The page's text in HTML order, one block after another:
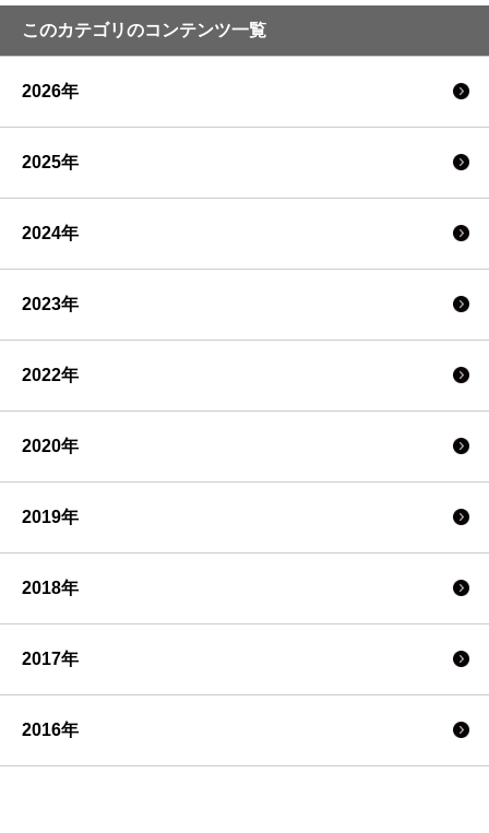
このカテゴリのコンテンツ一覧
2026年
2025年
2024年
2023年
2022年
2020年
2019年
2018年
2017年
2016年